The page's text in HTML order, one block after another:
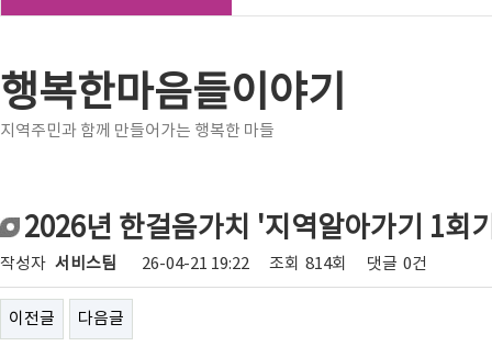
행복한마음들이야기
지역주민과 함께 만들어가는 행복한 마들
2026년 한걸음가치 '지역알아가기 1회
작성자 서비스팀 26-04-21 19:22 조회 814회 댓글 0건
이전글 다음글